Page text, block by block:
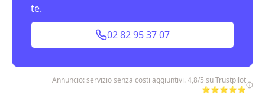
te.
02 82 95 37 07
Annuncio: servizio senza costi aggiuntivi. 4,8/5 su Trustpilot
⭐⭐⭐⭐⭐